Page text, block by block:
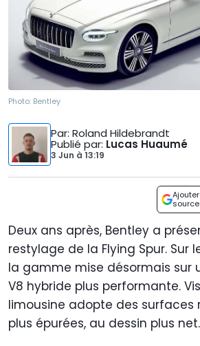
Photo: Bentley
Par: Roland Hildebrandt
Publié par: Lucas Huaumé
3 Jun à 13:19
Deux ans après, Bentley a
restylage de la Flying Spur. Sur
la gamme mise désormais sur
V8 hybride plus performante.
limousine adopte des surfaces
plus épurées, au dessin plus net.